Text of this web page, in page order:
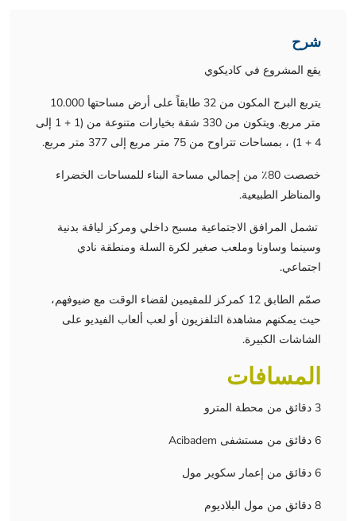
شرح
يقع المشروع في كاديكوي
يتربع البرج المكون من 32 طابقاً على أرض مساحتها 10.000
متر مربع. ويتكون من 330 شقة بخيارات متنوعة من (1 + 1 إلى
4 + 1) ، بمساحات تتراوح من 75 متر مربع إلى 377 متر مربع.
خصصت 80٪ من إجمالي مساحة البناء للمساحات الخضراء
والمناظر الطبيعية.
تشمل المرافق الاجتماعية مسبح داخلي ومركز لياقة بدنية
وسينما وساونا وملعب صغير لكرة السلة ومنطقة نادي
اجتماعي.
صمّم الطابق 12 كمركز للمقيمين لقضاء الوقت مع ضيوفهم،
حيث يمكنهم مشاهدة التلفزيون أو لعب ألعاب الفيديو على
الشاشات الكبيرة.
المسافات
3 دقائق من محطة المترو
6 دقائق من مستشفى Acibadem
6 دقائق من إعمار سكوير مول
8 دقائق من مول البلاديوم